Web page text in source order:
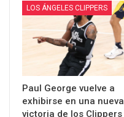
LOS ÁNGELES CLIPPERS
Paul George vuelve a
exhibirse en una nueva
victoria de los Clippers